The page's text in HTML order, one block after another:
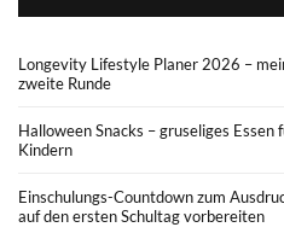
Longevity Lifestyle Planer 2026 –
zweite Runde
Halloween Snacks – gruseliges
Kindern
Einschulungs-Countdown zum
auf den ersten Schultag vorbereiten